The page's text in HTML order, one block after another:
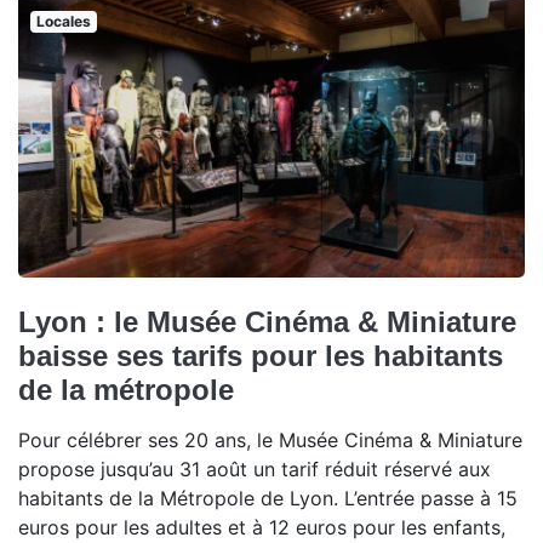
Locales
Lyon : le Musée Cinéma & Miniature
baisse ses tarifs pour les habitants
de la métropole
Pour célébrer ses 20 ans, le Musée Cinéma & Miniature
propose jusqu’au 31 août un tarif réduit réservé aux
habitants de la Métropole de Lyon. L’entrée passe à 15
euros pour les adultes et à 12 euros pour les enfants,